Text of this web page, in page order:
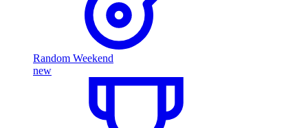
Random Weekend
new